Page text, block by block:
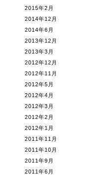
2015年2月
2014年12月
2014年6月
2013年12月
2013年3月
2012年12月
2012年11月
2012年5月
2012年4月
2012年3月
2012年2月
2012年1月
2011年11月
2011年10月
2011年9月
2011年6月